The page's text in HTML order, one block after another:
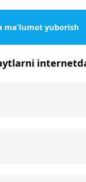
ma'lumot yuborish